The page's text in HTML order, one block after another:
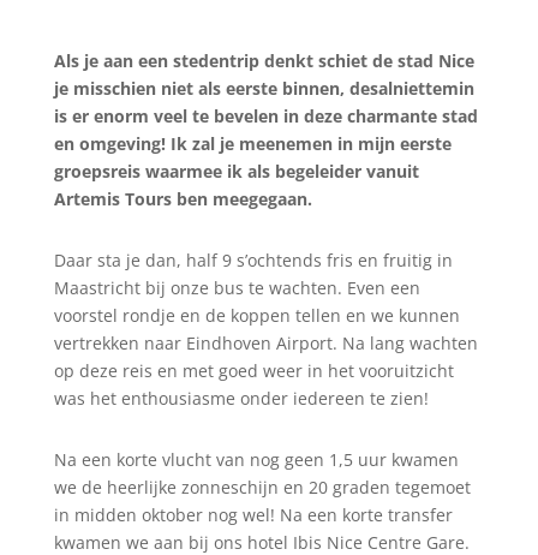
Als je aan een stedentrip denkt schiet de stad Nice
je misschien niet als eerste binnen, desalniettemin
is er enorm veel te bevelen in deze charmante stad
en omgeving! Ik zal je meenemen in mijn eerste
groepsreis waarmee ik als begeleider vanuit
Artemis Tours ben meegegaan.
Daar sta je dan, half 9 s’ochtends fris en fruitig in
Maastricht bij onze bus te wachten. Even een
voorstel rondje en de koppen tellen en we kunnen
vertrekken naar Eindhoven Airport. Na lang wachten
op deze reis en met goed weer in het vooruitzicht
was het enthousiasme onder iedereen te zien!
Na een korte vlucht van nog geen 1,5 uur kwamen
we de heerlijke zonneschijn en 20 graden tegemoet
in midden oktober nog wel! Na een korte transfer
kwamen we aan bij ons hotel Ibis Nice Centre Gare.